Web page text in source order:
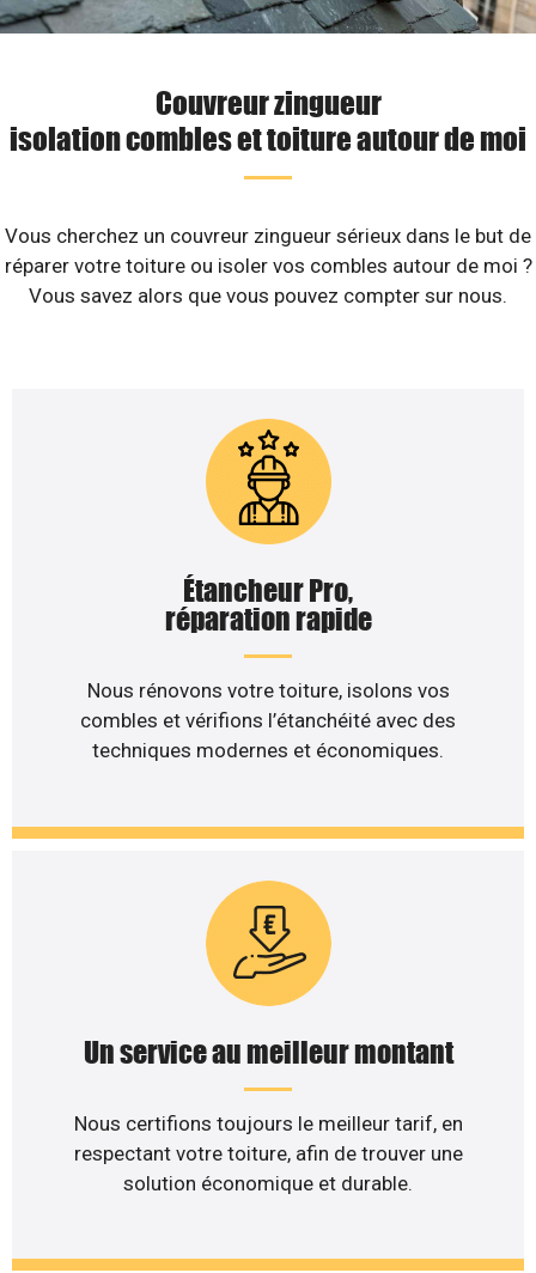
Couvreur zingueur
isolation combles et toiture autour de moi
Vous cherchez un couvreur zingueur sérieux dans le but de
réparer votre toiture ou isoler vos combles autour de moi ?
Vous savez alors que vous pouvez compter sur nous.
Étancheur Pro,
réparation rapide
Nous rénovons votre toiture, isolons vos
combles et vérifions l’étanchéité avec des
techniques modernes et économiques.
Un service au meilleur montant
Nous certifions toujours le meilleur tarif, en
respectant votre toiture, afin de trouver une
solution économique et durable.